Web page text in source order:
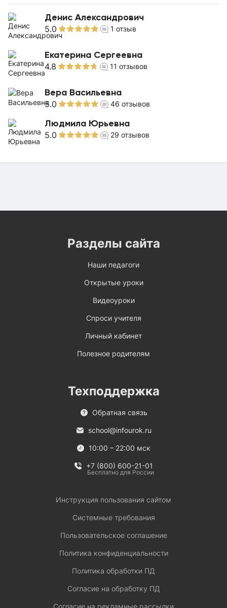
Денис Александрович
5.0 1 отзыв
Екатерина Сергеевна
4.8 11 отзывов
Вера Васильевна
5.0 46 отзывов
Людмила Юрьевна
5.0 29 отзывов
Разделы сайта
Наши педагоги
Открытые уроки
Видеоуроки
Спроси учителя
Личный кабинет
Полезное родителям
Техподдержка
Обратная связь
school@infourok.ru
10:00 – 22:00 мск
+7 (800) 600-21-01
Бесплатно для России
Инструкция пользования сайтом
Системные требования
Пользовательское соглашение
Политика конфиденциальности
Политика обработки ПД
Согласие на обработку ПД
Согласие на рекламные рассылки